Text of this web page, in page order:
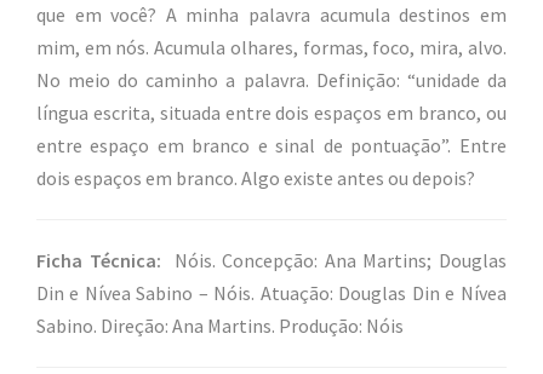
que em você? A minha palavra acumula destinos em
mim, em nós. Acumula olhares, formas, foco, mira, alvo.
No meio do caminho a palavra. Definição: “unidade da
língua escrita, situada entre dois espaços em branco, ou
entre espaço em branco e sinal de pontuação”. Entre
dois espaços em branco. Algo existe antes ou depois?
Ficha Técnica: Nóis. Concepção: Ana Martins; Douglas
Din e Nívea Sabino – Nóis. Atuação: Douglas Din e Nívea
Sabino. Direção: Ana Martins. Produção: Nóis